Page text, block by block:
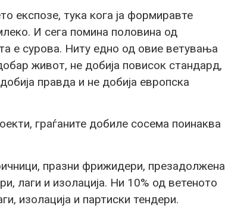
експозе, тука кога ја формиравте
И сега помина половина од
е сурова. Ниту едно од овие ветувања
живот, не добија повисок стандард,
правда и не добија европска
граѓаните добиле сосема поинаква
празни фрижидери, презадолжена
лаги и изолација. Ни 10% од ветеното
изолација и партиски тендери.